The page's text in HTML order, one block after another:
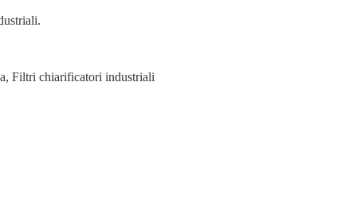
,Filtri chiarificatori industriali